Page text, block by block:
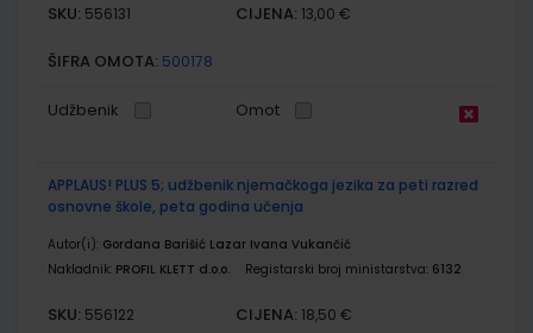
SKU: 556131 CIJENA: 13,00 €
ŠIFRA OMOTA: 500178
Udžbenik Omot
APPLAUS! PLUS 5; udžbenik njemačkoga jezika za peti razred
osnovne škole, peta godina učenja
Autor(i): Gordana Barišić Lazar Ivana Vukančić
Nakladnik: PROFIL KLETT d.o.o. Registarski broj ministarstva: 6132
SKU: 556122 CIJENA: 18,50 €